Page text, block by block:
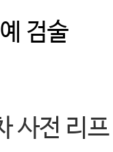
검술
사전 리프